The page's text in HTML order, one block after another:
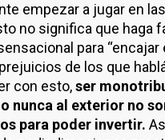
empezar a jugar en
no significa que haga
para “encajar
de los que
con esto,ser
nunca al exterior no
para poder invertir.